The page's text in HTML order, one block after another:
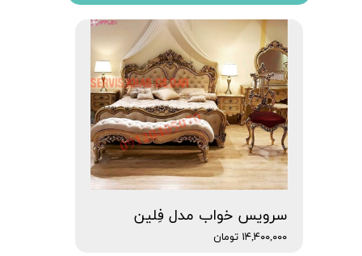
سرویس خواب مدل فِلین
۱۴,۴۰۰,۰۰۰ تومان